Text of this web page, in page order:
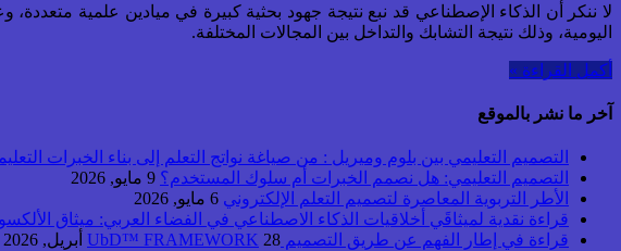
لا ننكر أن الذكاء الإصطناعي قد نبع نتيجة جهود بحثية كبيرة في ميادين علمية
اليومية، وذلك نتيجة التشابك والتداخل بين المجالات المختلفة.
أكمل القراءة »
آخر ما نشر بالموقع
التصميم التعليمي بين بلوم وميريل : من صياغة نواتج التعلم إلى بناء الخبرات
التصميم التعليمي: هل نصمم الخبرات أم سلوك المستخدم؟ 9 مايو, 2026
الأطر التربوية المعاصرة لتصميم التعلم الإلكتروني 6 مايو, 2026
قراءة نقدية لميثاقَي أخلاقيات الذكاء الاصطناعي في الفضاء العربي: ميثاق
قراءة في إطار الفهم عن طريق التصميم UbD™ FRAMEWORK 28 أبريل, 2026